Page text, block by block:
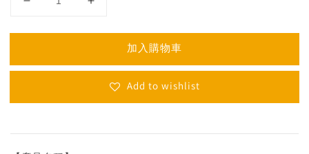
加入購物車
Add to wishlist